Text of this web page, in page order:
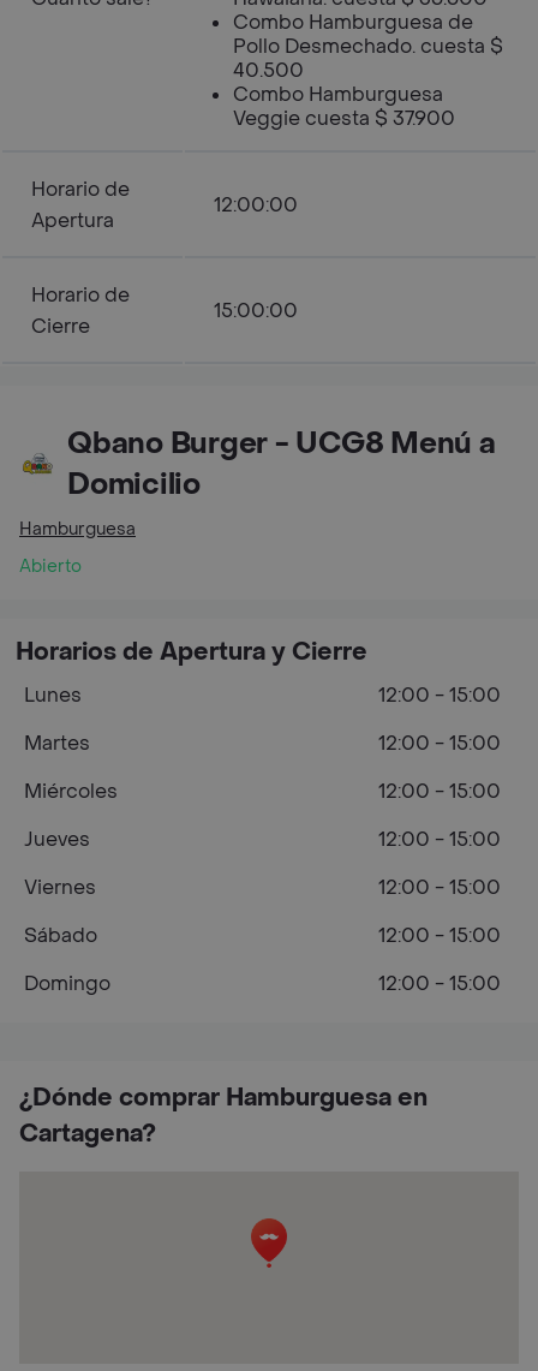
Combo Hamburguesa de
Pollo Desmechado. cuesta $
40.500
Combo Hamburguesa
Veggie cuesta $ 37.900
Horario de
Apertura
12:00:00
Horario de
Cierre
15:00:00
Qbano Burger - UCG8 Menú a
Domicilio
Hamburguesa
Abierto
¿Dónde comprar Hamburguesa en
Cartagena?
Horarios de Apertura y Cierre
Lunes
12:00 - 15:00
Martes
12:00 - 15:00
Miércoles
12:00 - 15:00
Jueves
12:00 - 15:00
Viernes
12:00 - 15:00
Sábado
12:00 - 15:00
Domingo
12:00 - 15:00